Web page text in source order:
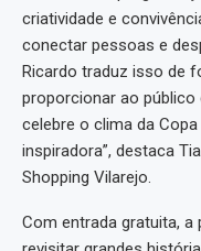
criatividade e
conectar pessoas e
Ricardo traduz isso de
proporcionar ao público
celebre o clima da
inspiradora”, destaca
Shopping Vilarejo.
Com entrada gratuita,